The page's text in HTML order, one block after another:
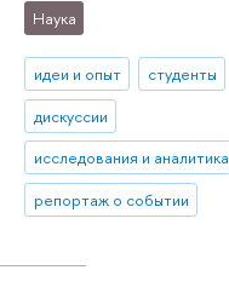
Наука
идеи и опыт
студенты
дискуссии
исследования и аналитика
репортаж о событии